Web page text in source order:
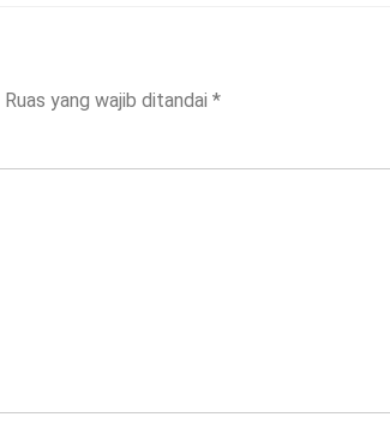
Ruas yang wajib ditandai *